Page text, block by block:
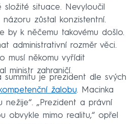
situace. Nevyloučil
zůstal konzistentní.
by k něčemu takovému došlo.
administrativní rozměr věci.
musí někomu vyřídit
ministr zahraničí.
je prezident dle svých
žalobu. Macinka
nežije“. „Prezident a právní
obvykle mimo realitu,“ opřel